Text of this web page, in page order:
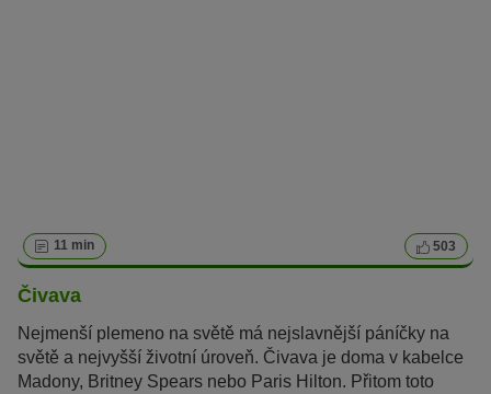
11 min 503
Čivava
Nejmenší plemeno na světě má nejslavnější páníčky na
světě a nejvyšší životní úroveň. Čivava je doma v kabelce
Madony, Britney Spears nebo Paris Hilton. Přitom toto